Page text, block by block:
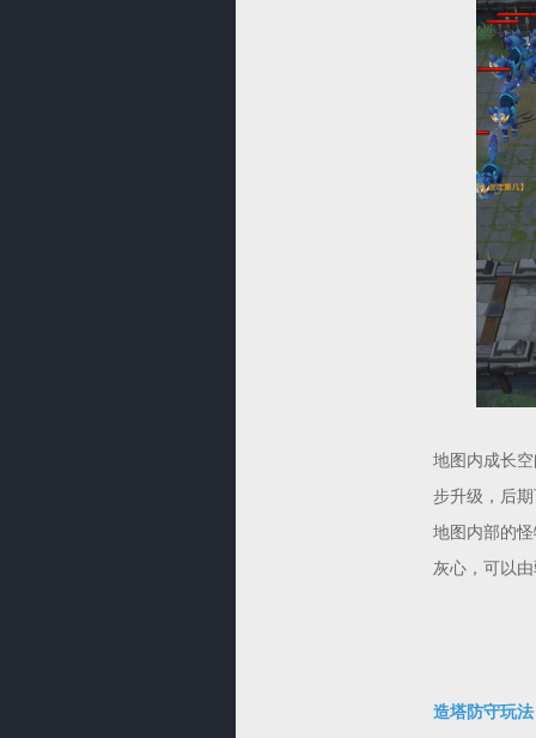
地图内成长
步升级，后
地图内部的
灰心，可以
造塔防守玩法